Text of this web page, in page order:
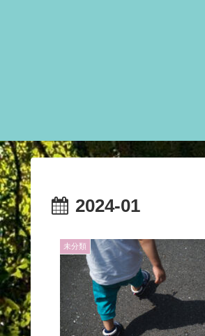
2024-01
未分類